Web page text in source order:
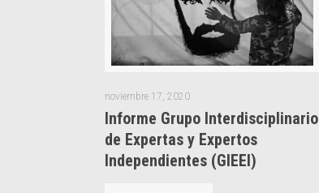
noviembre 17, 2020
Informe Grupo Interdisciplinario
de Expertas y Expertos
Independientes (GIEEI)